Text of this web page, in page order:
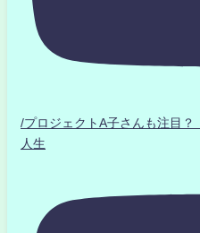
/プロジェクトA子さんも注目
人生